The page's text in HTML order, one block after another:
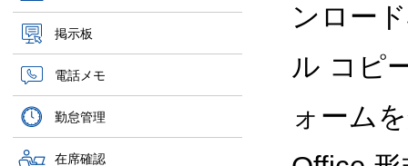
掲示板
電話メモ
勤怠管理
在席確認
ンロー
ル コピ
ォーム